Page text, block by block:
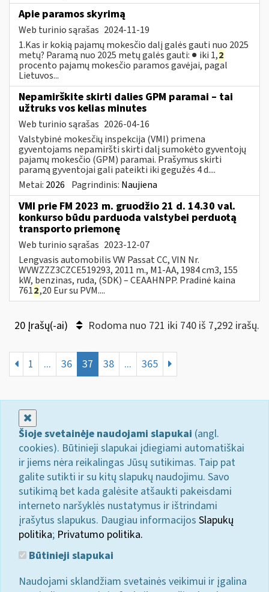
Apie paramos skyrimą
Web turinio sąrašas 2024-11-19
1.Kas ir kokią pajamų mokesčio dalį galės gauti nuo 2025
metų? Paramą nuo 2025 metų galės gauti: ● iki 1,2
procento pajamų mokesčio paramos gavėjai, pagal
Lietuvos...
Nepamirškite skirti dalies GPM paramai – tai
užtruks vos kelias minutes
Web turinio sąrašas 2026-04-16
Valstybinė mokesčių inspekcija (VMI) primena
gyventojams nepamiršti skirti dalį sumokėto gyventojų
pajamų mokesčio (GPM) paramai. Prašymus skirti
paramą gyventojai gali pateikti iki gegužės 4 d....
Metai: 2026 Pagrindinis: Naujiena
VMI prie FM 2023 m. gruodžio 21 d. 14.30 val.
konkurso būdu parduoda valstybei perduotą
transporto priemonę
Web turinio sąrašas 2023-12-07
Lengvasis automobilis VW Passat CC, VIN Nr.
WVWZZZ3CZCE519293, 2011 m., M1-AA, 1984 cm3, 155
kW, benzinas, ruda, (SDK) – CEAAHNPP. Pradinė kaina
7612,20 Eur su PVM....
20 Įrašų(-ai) Rodoma nuo 721 iki 740 iš 7,292 irašų.
1 ... 36 37 38 ... 365
Šioje svetainėje naudojami slapukai (angl.
cookies). Būtinieji slapukai įdiegiami automatiškai
ir jiems nėra reikalingas Jūsų sutikimas. Taip pat
galite sutikti ir su kitų slapukų naudojimu. Savo
sutikimą bet kada galėsite atšaukti pakeisdami
interneto naršyklės nustatymus ir ištrindami
įrašytus slapukus. Daugiau informacijos Slapukų
politika; Privatumo politika.
Būtinieji slapukai
Naudojami sklandžiam svetainės veikimui ir įgalina